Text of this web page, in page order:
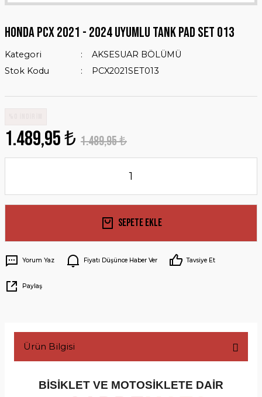
HONDA PCX 2021 - 2024 UYUMLU TANK PAD SET 013
Kategori
AKSESUAR BÖLÜMÜ
Stok Kodu
PCX2021SET013
1.489,95 ₺ 1.489,95 ₺
Sepete Ekle
Yorum Yaz Fiyatı Düşünce Haber Ver Tavsiye Et
Paylaş
Ürün Bilgisi
BİSİKLET VE MOTOSİKLETE DAİR